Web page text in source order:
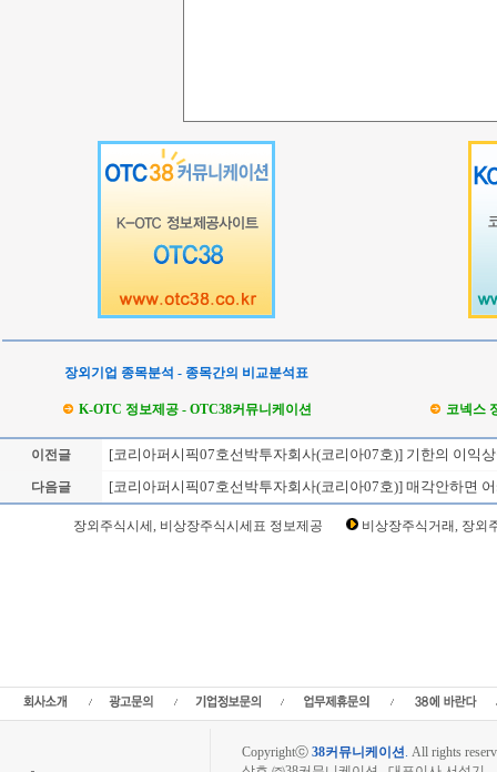
장외기업 종목분석 - 종목간의 비교분석표
K-OTC 정보제공 - OTC38커뮤니케이션 코넥스
이전글 [코리아퍼시픽07호선박투자회사(코리아07호)] 기한의 이익
다음글 [코리아퍼시픽07호선박투자회사(코리아07호)] 매각안하면
장외주식시세, 비상장주식시세표 정보제공
비상장주식거래, 장외
Copyrightⓒ 38커뮤니케이션. All rights